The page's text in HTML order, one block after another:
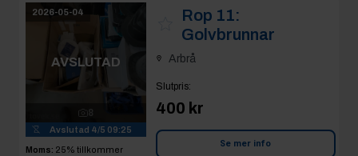
2026-05-04
AVSLUTAD
8
Avslutad 4/5 09:25
Moms: 25% tillkommer
Rop 11:
Golvbrunnar
Arbrå
Slutpris:
400 kr
Se mer info